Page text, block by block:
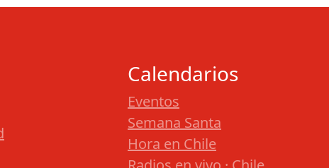
Calendarios
Eventos
Semana Santa
Hora en Chile